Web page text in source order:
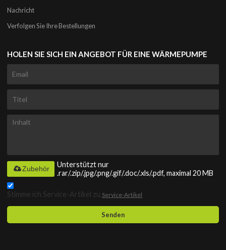
Nachricht
Verfolgen Sie Ihre Bestellungen
HOLEN SIE SICH EIN ANGEBOT FÜR EINE WÄRMEPUMPE
Unterstützt nur
.rar/.zip/.jpg/.png/.gif/.doc/.xls/.pdf, maximal 20 MB
Zubehör
Stimme ich Service-Artikel zu, Service-Artikel
Senden